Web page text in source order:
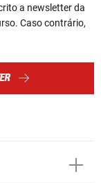
a newsletter da
Caso contrário,